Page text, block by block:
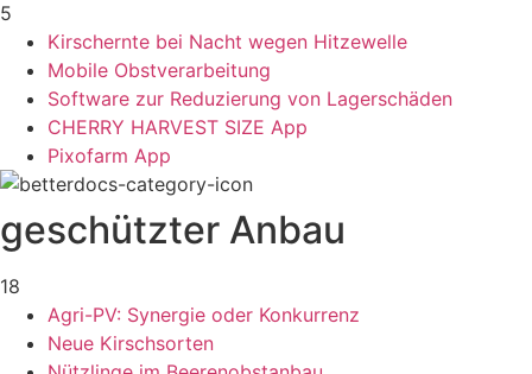
5
Kirschernte bei Nacht wegen Hitzewelle
Mobile Obstverarbeitung
Software zur Reduzierung von Lagerschäden
CHERRY HARVEST SIZE App
Pixofarm App
geschützter Anbau
18
Agri-PV: Synergie oder Konkurrenz
Neue Kirschsorten